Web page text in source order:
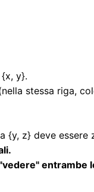
y}.
stessa riga,
{y, z} deve
entrambe